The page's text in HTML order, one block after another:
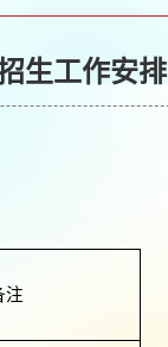
生工作安排
注